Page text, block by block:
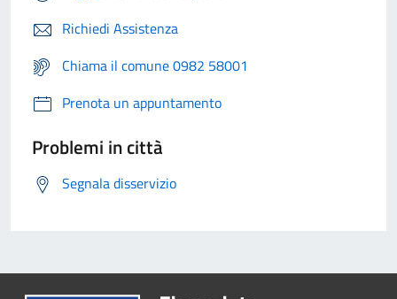
Richiedi Assistenza
Chiama il comune 0982 58001
Prenota un appuntamento
Problemi in città
Segnala disservizio